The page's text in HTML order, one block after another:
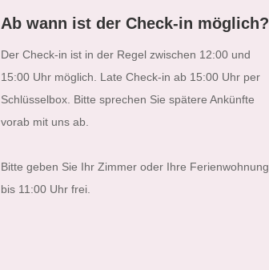
Ab wann ist der Check-in möglich?
Der Check-in ist in der Regel zwischen 12:00 und
15:00 Uhr möglich. Late Check-in ab 15:00 Uhr per
Schlüsselbox. Bitte sprechen Sie spätere Ankünfte
vorab mit uns ab.
Bitte geben Sie Ihr Zimmer oder Ihre Ferienwohnung
bis 11:00 Uhr frei.